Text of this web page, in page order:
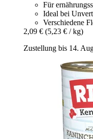
Für
Ideal bei
Verschiedene
2,09 € (5,23 € / kg)
Zustellung bis 14.